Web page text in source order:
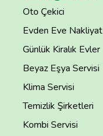
Oto Çekici
Evden Eve Nakliyat
Günlük Kiralık Evler
Beyaz Eşya Servisi
Klima Servisi
Temizlik Şirketleri
Kombi Servisi